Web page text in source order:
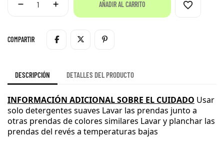
AÑADIR AL CARRITO favorite_border
COMPARTIR
DESCRIPCIÓN DETALLES DEL PRODUCTO
INFORMACIÓN ADICIONAL SOBRE EL CUIDADO Usar
solo detergentes suaves Lavar las prendas junto a
otras prendas de colores similares Lavar y planchar las
prendas del revés a temperaturas bajas